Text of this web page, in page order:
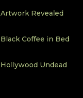
Artwork Revealed
Black Coffee in Bed
Hollywood Undead